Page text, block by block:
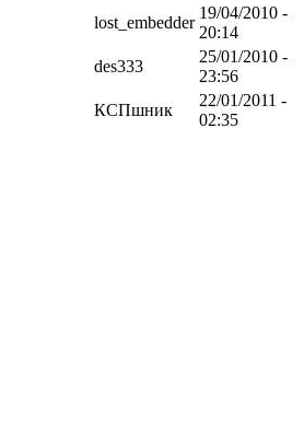
lost_embedder
19/04/2010 -
20:14
des333
25/01/2010 -
23:56
КСПшник
22/01/2011 -
02:35